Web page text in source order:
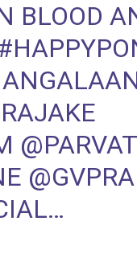
BLOOD
…